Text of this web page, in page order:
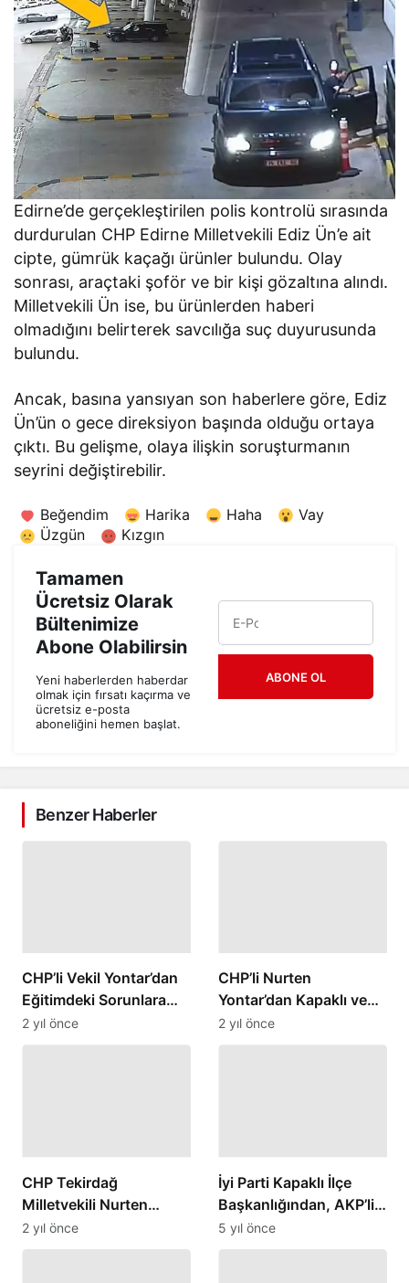
Edirne’de gerçekleştirilen polis kontrolü sırasında
durdurulan CHP Edirne Milletvekili Ediz Ün’e ait
ciptе, gümrük kaçağı ürünler bulundu. Olay
sonrası, araçtaki şoför ve bir kişi gözaltına alındı.
Milletvekili Ün ise, bu ürünlerden haberi
olmadığını belirterek savcılığa suç duyurusunda
bulundu.
Ancak, basına yansıyan son haberlere göre, Ediz
Ün’ün o gece direksiyon başında olduğu ortaya
çıktı. Bu gelişme, olaya ilişkin soruşturmanın
seyrini değiştirebilir.
Beğendim Harika Haha
Vay
Üzgün
Kızgın
Tamamen
Ücretsiz Olarak
Bültenimize
Abone Olabilirsin
Yeni haberlerden haberdar
olmak için fırsatı kaçırma ve
ücretsiz e-posta
aboneliğini hemen başlat.
ABONE OL
Benzer Haberler
CHP’li Vekil Yontar’dan
Eğitimdeki Sorunlara
Sert Eleştiriler
2 yıl önce
CHP’li Nurten
Yontar’dan Kapaklı ve
Çorlu’da Yoğun Ziyaret
Programı
2 yıl önce
CHP Tekirdağ
Milletvekili Nurten
Yontar’dan Gaziler Günü
Mesajı
2 yıl önce
İyi Parti Kapaklı İlçe
Başkanlığından, AKP’li
Cahit Özkan’a suç
duyurusu
5 yıl önce